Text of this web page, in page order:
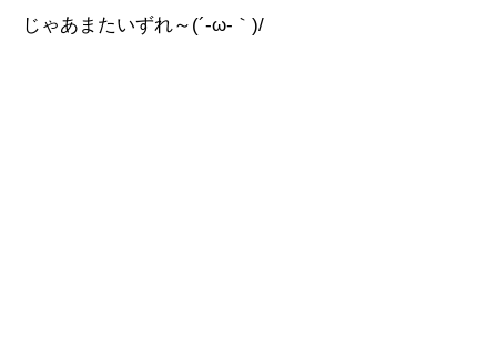
じゃあまたいずれ～(´-ω-｀)/